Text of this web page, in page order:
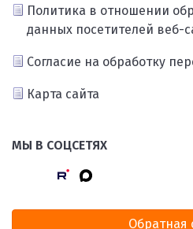
Политика в отношении
данных посетителей веб-
Согласие на обработку
Карта сайта
МЫ В СОЦСЕТЯХ
Обратная